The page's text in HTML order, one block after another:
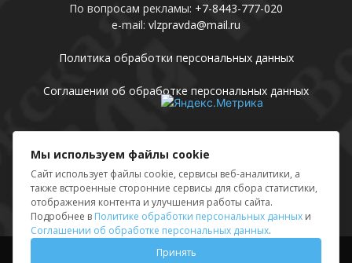
По вопросам рекламы: +7-8443-777-020
e-mail: vlzpravda@mail.ru
Политика обработки персональных данных
Соглашении об обработке персональных данных
Присоединяйтесь
Выходные данные
Мы используем файлы cookie
Сайт использует файлы cookie, сервисы веб-аналитики, а
также встроенные сторонние сервисы для сбора статистики,
отображения контента и улучшения работы сайта.
Подробнее в Политике обработки персональных данных и
Соглашении об обработке персональных данных.
Принять